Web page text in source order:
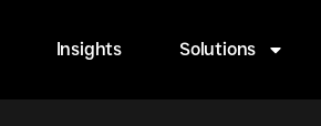
Insights Solutions